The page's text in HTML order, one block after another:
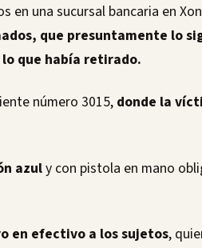
en una sucursal bancaria en
que presuntamente lo
que había retirado.
número 3015, donde la
azuly con pistola en mano
en efectivo a los sujetos,